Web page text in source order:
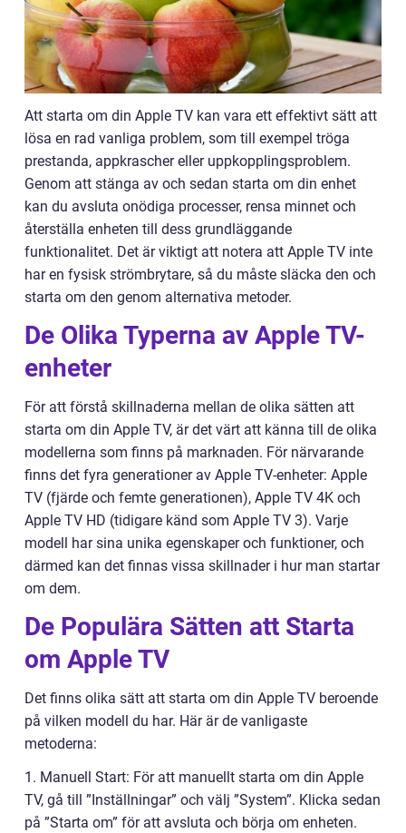
Att starta om din Apple TV kan vara ett effektivt sätt att
lösa en rad vanliga problem, som till exempel tröga
prestanda, appkrascher eller uppkopplingsproblem.
Genom att stänga av och sedan starta om din enhet
kan du avsluta onödiga processer, rensa minnet och
återställa enheten till dess grundläggande
funktionalitet. Det är viktigt att notera att Apple TV inte
har en fysisk strömbrytare, så du måste släcka den och
starta om den genom alternativa metoder.
De Olika Typerna av Apple TV-
enheter
För att förstå skillnaderna mellan de olika sätten att
starta om din Apple TV, är det värt att känna till de olika
modellerna som finns på marknaden. För närvarande
finns det fyra generationer av Apple TV-enheter: Apple
TV (fjärde och femte generationen), Apple TV 4K och
Apple TV HD (tidigare känd som Apple TV 3). Varje
modell har sina unika egenskaper och funktioner, och
därmed kan det finnas vissa skillnader i hur man startar
om dem.
De Populära Sätten att Starta
om Apple TV
Det finns olika sätt att starta om din Apple TV beroende
på vilken modell du har. Här är de vanligaste
metoderna:
1. Manuell Start: För att manuellt starta om din Apple
TV, gå till ”Inställningar” och välj ”System”. Klicka sedan
på ”Starta om” för att avsluta och börja om enheten.